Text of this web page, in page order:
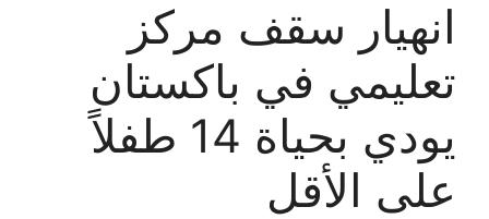
انهيار سقف مركز
تعليمي في باكستان
يودي بحياة 14 طفلاً
على الأقل